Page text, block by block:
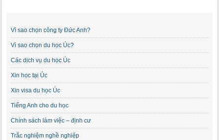
Vì sao chọn công ty Đức Anh?
Vì sao chọn du học Úc?
Các dịch vụ du học Úc
Xin học tại Úc
Xin visa du học Úc
Tiếng Anh cho du học
Chính sách làm việc – định cư
Trắc nghiệm nghề nghiệp